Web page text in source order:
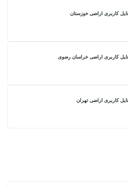
کاربری اراضی خوزستان
کاربری اراضی خراسان رضوی
کاربری اراضی تهران